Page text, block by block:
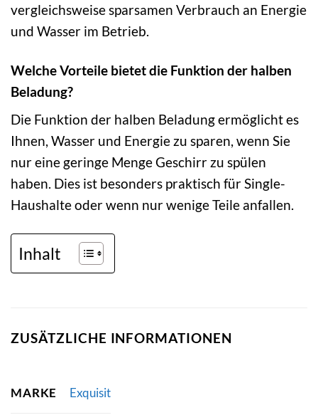
vergleichsweise sparsamen Verbrauch an Energie
und Wasser im Betrieb.
Welche Vorteile bietet die Funktion der halben
Beladung?
Die Funktion der halben Beladung ermöglicht es
Ihnen, Wasser und Energie zu sparen, wenn Sie
nur eine geringe Menge Geschirr zu spülen
haben. Dies ist besonders praktisch für Single-
Haushalte oder wenn nur wenige Teile anfallen.
Inhalt
ZUSÄTZLICHE INFORMATIONEN
MARKE Exquisit